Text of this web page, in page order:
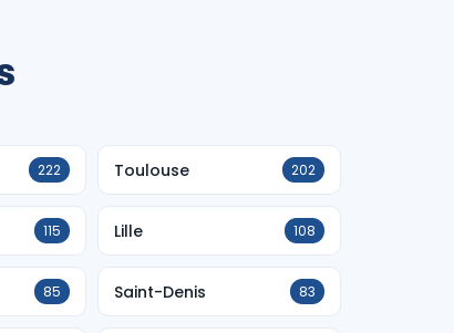
222 Toulouse 202
115 Lille 108
85 Saint-Denis 83